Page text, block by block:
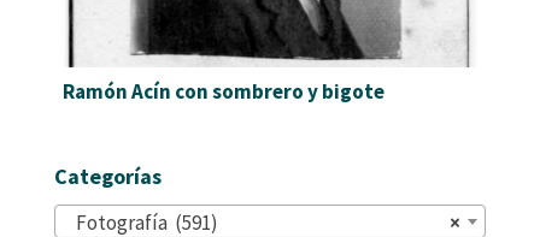
Ramón Acín con sombrero y bigote
Categorías
×
Fotografía (591)